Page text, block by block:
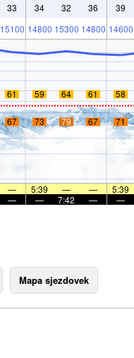
33 34 32 36 39
15100 14800 15300 14800 14600
61 59 64 61 58
67 73 79 67 71
— 5:39 — — 5:39
— — 7:42 — —
Mapa sjezdovek